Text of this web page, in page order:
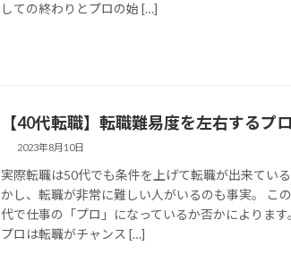
しての終わりとプロの始 […]
【40代転職】転職難易度を左右するプ
2023年8月10日
実際転職は50代でも条件を上げて転職が出来てい
かし、転職が非常に難しい人がいるのも事実。 こ
代で仕事の「プロ」になっているか否かによります
プロは転職がチャンス […]